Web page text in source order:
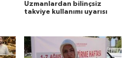
Uzmanlardan bilinçsiz
takviye kullanımı uyarısı